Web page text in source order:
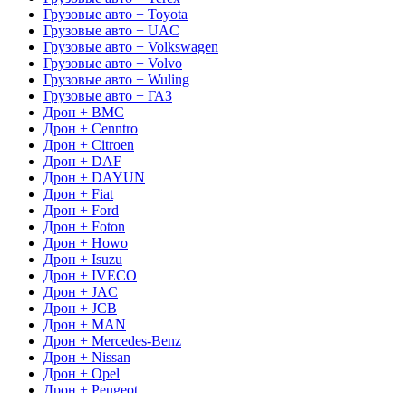
Грузовые авто + Toyota
Грузовые авто + UAC
Грузовые авто + Volkswagen
Грузовые авто + Volvo
Грузовые авто + Wuling
Грузовые авто + ГАЗ
Дрон + BMC
Дрон + Cenntro
Дрон + Citroen
Дрон + DAF
Дрон + DAYUN
Дрон + Fiat
Дрон + Ford
Дрон + Foton
Дрон + Howo
Дрон + Isuzu
Дрон + IVECO
Дрон + JAC
Дрон + JCB
Дрон + MAN
Дрон + Mercedes-Benz
Дрон + Nissan
Дрон + Opel
Дрон + Peugeot